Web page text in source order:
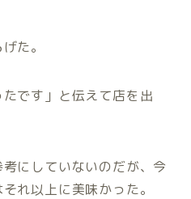
た。
です」と伝えて店を出
にしていないのだが、今
れ以上に美味かった。